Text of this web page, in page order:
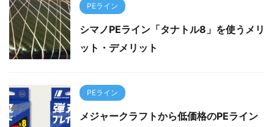
PEライン
シマノPEライン「タナトル8」を使うメリ
ット・デメリット
PEライン
メジャークラフトから低価格のPEライン